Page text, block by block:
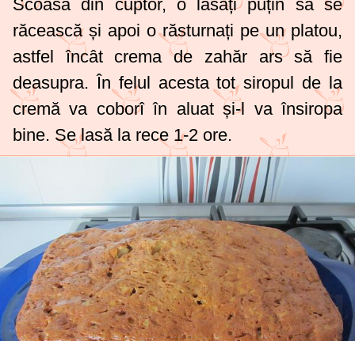
Scoasă din cuptor, o lăsați puțin să se
răcească și apoi o răsturnați pe un platou,
astfel încât crema de zahăr ars să fie
deasupra. În felul acesta tot siropul de la
cremă va coborî în aluat și-l va însiropa
bine. Se lasă la rece 1-2 ore.